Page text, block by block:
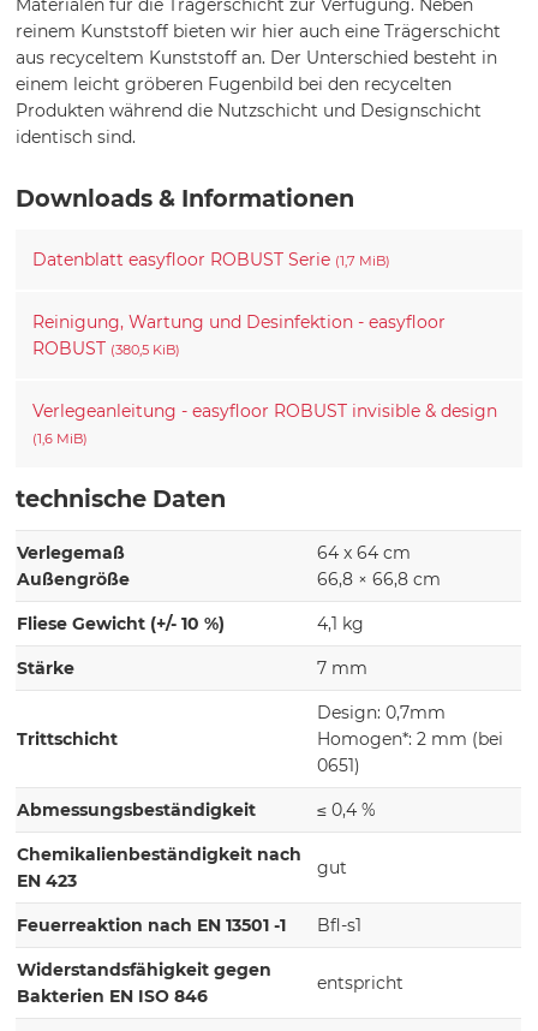
reinem Kunststoff bieten wir hier auch eine Trägerschicht
aus recyceltem Kunststoff an. Der Unterschied besteht in
einem leicht gröberen Fugenbild bei den recycelten
Produkten während die Nutzschicht und Designschicht
identisch sind.
Downloads & Informationen
Datenblatt easyfloor ROBUST Serie (1,7 MiB)
Reinigung, Wartung und Desinfektion - easyfloor
ROBUST (380,5 KiB)
Verlegeanleitung - easyfloor ROBUST invisible & design
(1,6 MiB)
technische Daten
Verlegemaß
Außengröße
64 x 64 cm
66,8 × 66,8 cm
Fliese Gewicht (+/- 10 %) 4,1 kg
Stärke 7 mm
Trittschicht
Design: 0,7mm
Homogen*: 2 mm (bei
0651)
Abmessungsbeständigkeit ≤ 0,4 %
Chemikalienbeständigkeit nach
EN 423
gut
Feuerreaktion nach EN 13501 -1 Bfl-s1
Widerstandsfähigkeit gegen
Bakterien EN ISO 846
entspricht